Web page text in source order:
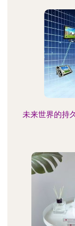
未来世界的持